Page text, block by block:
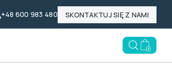
+48 600 983 480 SKONTAKTUJ SIĘ Z NAMI
OpenGo to